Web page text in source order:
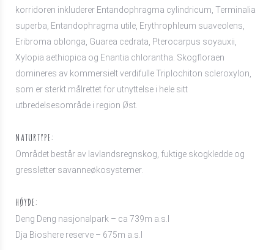
korridoren inkluderer Entandophragma cylindricum, Terminalia
superba, Entandophragma utile, Erythrophleum suaveolens,
Eribroma oblonga, Guarea cedrata, Pterocarpus soyauxii,
Xylopia aethiopica og Enantia chlorantha. Skogfloraen
domineres av kommersielt verdifulle Triplochiton scleroxylon,
som er sterkt målrettet for utnyttelse i hele sitt
utbredelsesområde i region Øst.
NATURTYPE:
Området består av lavlandsregnskog, fuktige skogkledde og
gressletter savanneøkosystemer.
HØYDE:
Deng Deng nasjonalpark – ca 739m a.s.l
Dja Bioshere reserve – 675m a.s.l